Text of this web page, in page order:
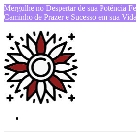
Mergulhe no Despertar de sua Potência
Caminho de Prazer e Sucesso em sua